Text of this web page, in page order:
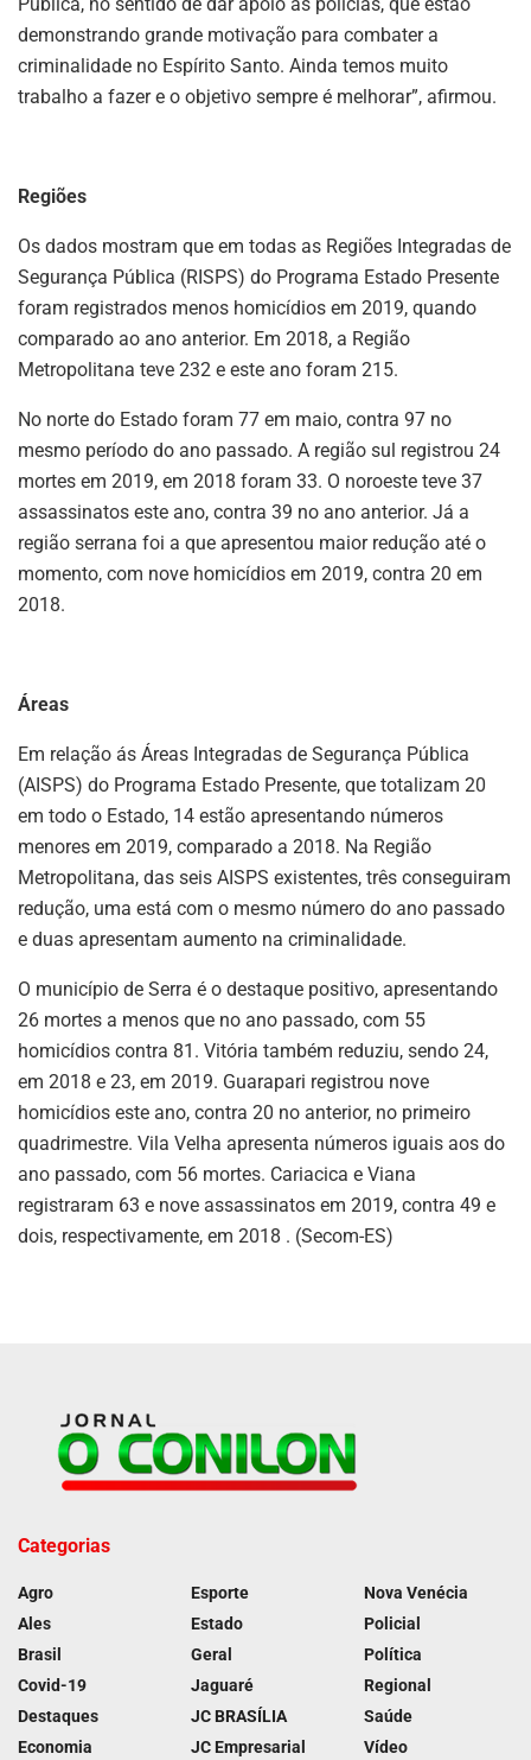
demonstrando grande motivação para combater a
criminalidade no Espírito Santo. Ainda temos muito
trabalho a fazer e o objetivo sempre é melhorar”, afirmou.
Regiões
Os dados mostram que em todas as Regiões Integradas de
Segurança Pública (RISPS) do Programa Estado Presente
foram registrados menos homicídios em 2019, quando
comparado ao ano anterior. Em 2018, a Região
Metropolitana teve 232 e este ano foram 215.
No norte do Estado foram 77 em maio, contra 97 no
mesmo período do ano passado. A região sul registrou 24
mortes em 2019, em 2018 foram 33. O noroeste teve 37
assassinatos este ano, contra 39 no ano anterior. Já a
região serrana foi a que apresentou maior redução até o
momento, com nove homicídios em 2019, contra 20 em
2018.
Áreas
Em relação ás Áreas Integradas de Segurança Pública
(AISPS) do Programa Estado Presente, que totalizam 20
em todo o Estado, 14 estão apresentando números
menores em 2019, comparado a 2018. Na Região
Metropolitana, das seis AISPS existentes, três conseguiram
redução, uma está com o mesmo número do ano passado
e duas apresentam aumento na criminalidade.
O município de Serra é o destaque positivo, apresentando
26 mortes a menos que no ano passado, com 55
homicídios contra 81. Vitória também reduziu, sendo 24,
em 2018 e 23, em 2019. Guarapari registrou nove
homicídios este ano, contra 20 no anterior, no primeiro
quadrimestre. Vila Velha apresenta números iguais aos do
ano passado, com 56 mortes. Cariacica e Viana
registraram 63 e nove assassinatos em 2019, contra 49 e
dois, respectivamente, em 2018 . (Secom-ES)
Categorias
Agro
Ales
Brasil
Covid-19
Destaques
Economia
Esporte
Estado
Geral
Jaguaré
JC BRASÍLIA
JC Empresarial
Nova Venécia
Policial
Política
Regional
Saúde
Vídeo